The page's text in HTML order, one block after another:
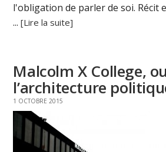
l'obligation de parler de soi. Récit
...[Lire la suite]
Malcolm X College, ou
l’architecture
1 OCTOBRE 2015